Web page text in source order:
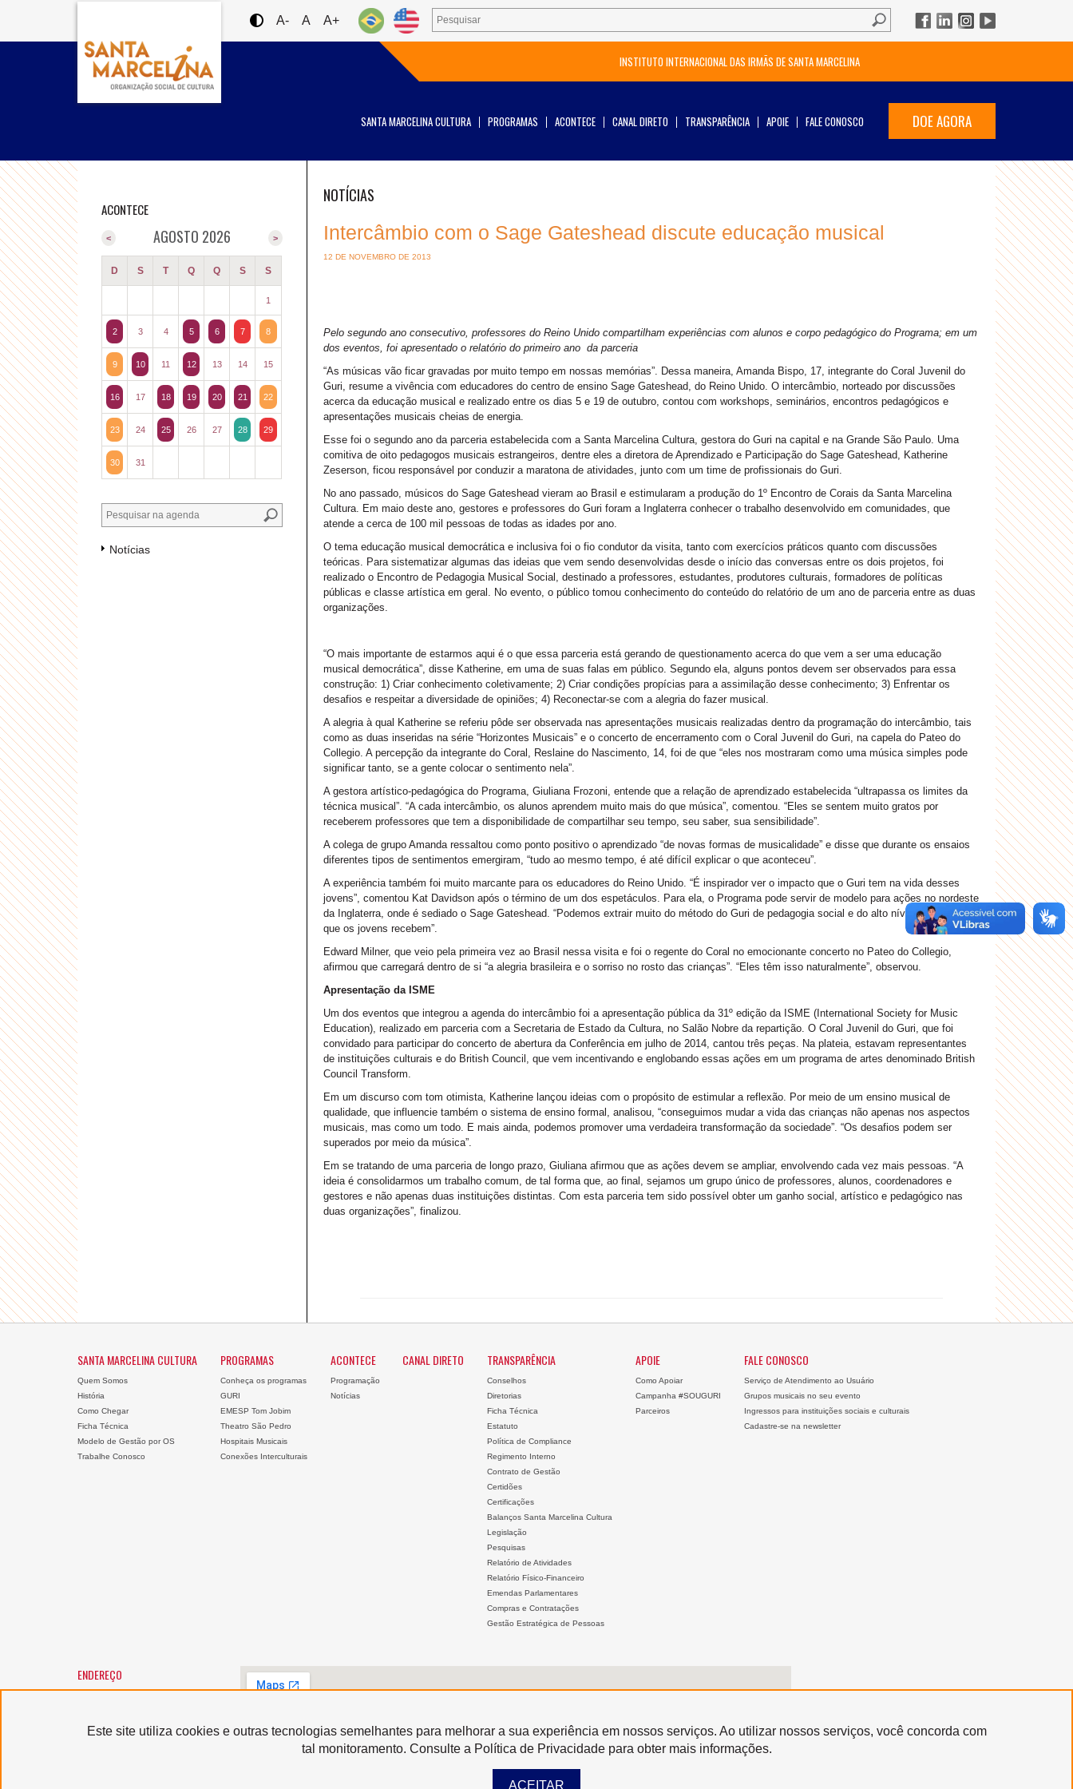
A- A A+
INSTITUTO INTERNACIONAL DAS IRMÃS DE SANTA MARCELINA
DOE AGORA
SANTA MARCELINA CULTURA PROGRAMAS ACONTECE CANAL DIRETO TRANSPARÊNCIA APOIE FALE CONOSCO
NOTÍCIAS
Intercâmbio com o Sage Gateshead discute educação musical
12 DE NOVEMBRO DE 2013
Pelo segundo ano consecutivo, professores do Reino Unido compartilham experiências com alunos e corpo pedagógico do Programa; em um
dos eventos, foi apresentado o relatório do primeiro ano da parceria
“As músicas vão ficar gravadas por muito tempo em nossas memórias”. Dessa maneira, Amanda Bispo, 17, integrante do Coral Juvenil do
Guri, resume a vivência com educadores do centro de ensino Sage Gateshead, do Reino Unido. O intercâmbio, norteado por discussões
acerca da educação musical e realizado entre os dias 5 e 19 de outubro, contou com workshops, seminários, encontros pedagógicos e
apresentações musicais cheias de energia.
Esse foi o segundo ano da parceria estabelecida com a Santa Marcelina Cultura, gestora do Guri na capital e na Grande São Paulo. Uma
comitiva de oito pedagogos musicais estrangeiros, dentre eles a diretora de Aprendizado e Participação do Sage Gateshead, Katherine
Zeserson, ficou responsável por conduzir a maratona de atividades, junto com um time de profissionais do Guri.
No ano passado, músicos do Sage Gateshead vieram ao Brasil e estimularam a produção do 1º Encontro de Corais da Santa Marcelina
Cultura. Em maio deste ano, gestores e professores do Guri foram a Inglaterra conhecer o trabalho desenvolvido em comunidades, que
atende a cerca de 100 mil pessoas de todas as idades por ano.
O tema educação musical democrática e inclusiva foi o fio condutor da visita, tanto com exercícios práticos quanto com discussões
teóricas. Para sistematizar algumas das ideias que vem sendo desenvolvidas desde o início das conversas entre os dois projetos, foi
realizado o Encontro de Pedagogia Musical Social, destinado a professores, estudantes, produtores culturais, formadores de políticas
públicas e classe artística em geral. No evento, o público tomou conhecimento do conteúdo do relatório de um ano de parceria entre as duas
organizações.
“O mais importante de estarmos aqui é o que essa parceria está gerando de questionamento acerca do que vem a ser uma educação
musical democrática”, disse Katherine, em uma de suas falas em público. Segundo ela, alguns pontos devem ser observados para essa
construção: 1) Criar conhecimento coletivamente; 2) Criar condições propícias para a assimilação desse conhecimento; 3) Enfrentar os
desafios e respeitar a diversidade de opiniões; 4) Reconectar-se com a alegria do fazer musical.
A alegria à qual Katherine se referiu pôde ser observada nas apresentações musicais realizadas dentro da programação do intercâmbio, tais
como as duas inseridas na série “Horizontes Musicais” e o concerto de encerramento com o Coral Juvenil do Guri, na capela do Pateo do
Collegio. A percepção da integrante do Coral, Reslaine do Nascimento, 14, foi de que “eles nos mostraram como uma música simples pode
significar tanto, se a gente colocar o sentimento nela”.
A gestora artístico-pedagógica do Programa, Giuliana Frozoni, entende que a relação de aprendizado estabelecida “ultrapassa os limites da
técnica musical”. “A cada intercâmbio, os alunos aprendem muito mais do que música”, comentou. “Eles se sentem muito gratos por
receberem professores que tem a disponibilidade de compartilhar seu tempo, seu saber, sua sensibilidade”.
A colega de grupo Amanda ressaltou como ponto positivo o aprendizado “de novas formas de musicalidade” e disse que durante os ensaios
diferentes tipos de sentimentos emergiram, “tudo ao mesmo tempo, é até difícil explicar o que aconteceu”.
A experiência também foi muito marcante para os educadores do Reino Unido. “É inspirador ver o impacto que o Guri tem na vida desses
jovens”, comentou Kat Davidson após o término de um dos espetáculos. Para ela, o Programa pode servir de modelo para ações no nordeste
da Inglaterra, onde é sediado o Sage Gateshead. “Podemos extrair muito do método do Guri de pedagogia social e do alto nível de suporte
que os jovens recebem”.
Edward Milner, que veio pela primeira vez ao Brasil nessa visita e foi o regente do Coral no emocionante concerto no Pateo do Collegio,
afirmou que carregará dentro de si “a alegria brasileira e o sorriso no rosto das crianças”. “Eles têm isso naturalmente”, observou.
Apresentação da ISME
Um dos eventos que integrou a agenda do intercâmbio foi a apresentação pública da 31º edição da ISME (International Society for Music
Education), realizado em parceria com a Secretaria de Estado da Cultura, no Salão Nobre da repartição. O Coral Juvenil do Guri, que foi
convidado para participar do concerto de abertura da Conferência em julho de 2014, cantou três peças. Na plateia, estavam representantes
de instituições culturais e do British Council, que vem incentivando e englobando essas ações em um programa de artes denominado British
Council Transform.
Em um discurso com tom otimista, Katherine lançou ideias com o propósito de estimular a reflexão. Por meio de um ensino musical de
qualidade, que influencie também o sistema de ensino formal, analisou, “conseguimos mudar a vida das crianças não apenas nos aspectos
musicais, mas como um todo. E mais ainda, podemos promover uma verdadeira transformação da sociedade”. “Os desafios podem ser
superados por meio da música”.
Em se tratando de uma parceria de longo prazo, Giuliana afirmou que as ações devem se ampliar, envolvendo cada vez mais pessoas. “A
ideia é consolidarmos um trabalho comum, de tal forma que, ao final, sejamos um grupo único de professores, alunos, coordenadores e
gestores e não apenas duas instituições distintas. Com esta parceria tem sido possível obter um ganho social, artístico e pedagógico nas
duas organizações”, finalizou.
ACONTECE
AGOSTO 2026 >
<
D S T Q Q S S
1
2 3 4 5 6 7 8
9 10 11 12 13 14 15
16 17 18 19 20 21 22
23 24 25 26 27 28 29
30 31
Notícias
SANTA MARCELINA CULTURA
Quem Somos
História
Como Chegar
Ficha Técnica
Modelo de Gestão por OS
Trabalhe Conosco
PROGRAMAS
Conheça os programas
GURI
EMESP Tom Jobim
Theatro São Pedro
Hospitais Musicais
Conexões Interculturais
ACONTECE
Programação
Notícias
CANAL DIRETO TRANSPARÊNCIA
Conselhos
Diretorias
Ficha Técnica
Estatuto
Política de Compliance
Regimento Interno
Contrato de Gestão
Certidões
Certificações
Balanços Santa Marcelina Cultura
Legislação
Pesquisas
Relatório de Atividades
Relatório Físico-Financeiro
Emendas Parlamentares
Compras e Contratações
Gestão Estratégica de Pessoas
APOIE
Como Apoiar
Campanha #SOUGURI
Parceiros
FALE CONOSCO
Serviço de Atendimento ao Usuário
Grupos musicais no seu evento
Ingressos para instituições sociais e culturais
Cadastre-se na newsletter
ENDEREÇO
Este site utiliza cookies e outras tecnologias semelhantes para melhorar a sua experiência em nossos serviços. Ao utilizar nossos serviços, você concorda com
tal monitoramento. Consulte a Política de Privacidade para obter mais informações.
ACEITAR